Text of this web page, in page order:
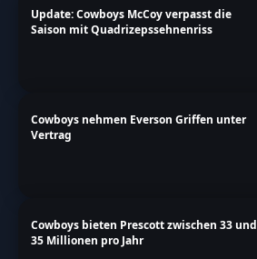
Update: Cowboys McCoy verpasst die
Saison mit Quadrizepssehnenriss
Cowboys nehmen Everson Griffen unter
Vertrag
Cowboys bieten Prescott zwischen 33 und
35 Millionen pro Jahr